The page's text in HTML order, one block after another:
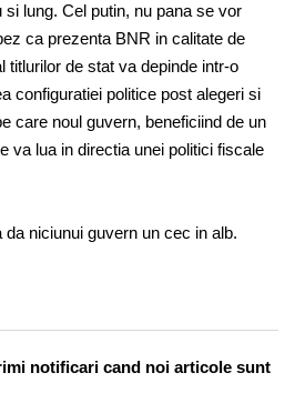
lung. Cel putin, nu pana se vor
ca prezenta BNR in calitate de
titlurilor de stat va depinde intr-o
configuratiei politice post alegeri si
care noul guvern, beneficiind de un
va lua in directia unei politici fiscale
niciunui guvern un cec in alb.
notificari cand noi articole sunt